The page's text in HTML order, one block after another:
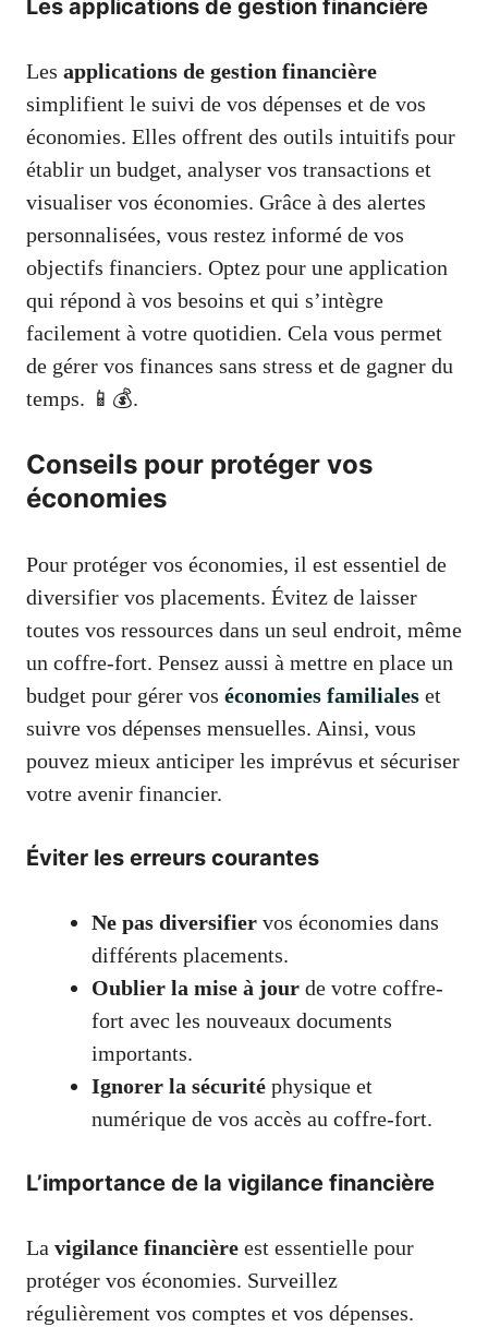
Les applications de gestion financière
Les applications de gestion financière
simplifient le suivi de vos dépenses et de vos
économies. Elles offrent des outils intuitifs pour
établir un budget, analyser vos transactions et
visualiser vos économies. Grâce à des alertes
personnalisées, vous restez informé de vos
objectifs financiers. Optez pour une application
qui répond à vos besoins et qui s’intègre
facilement à votre quotidien. Cela vous permet
de gérer vos finances sans stress et de gagner du
temps. 📱💰.
Conseils pour protéger vos
économies
Pour protéger vos économies, il est essentiel de
diversifier vos placements. Évitez de laisser
toutes vos ressources dans un seul endroit, même
un coffre-fort. Pensez aussi à mettre en place un
budget pour gérer vos économies familiales et
suivre vos dépenses mensuelles. Ainsi, vous
pouvez mieux anticiper les imprévus et sécuriser
votre avenir financier.
Éviter les erreurs courantes
Ne pas diversifier vos économies dans
différents placements.
Oublier la mise à jour de votre coffre-
fort avec les nouveaux documents
importants.
Ignorer la sécurité physique et
numérique de vos accès au coffre-fort.
L’importance de la vigilance financière
La vigilance financière est essentielle pour
protéger vos économies. Surveillez
régulièrement vos comptes et vos dépenses.